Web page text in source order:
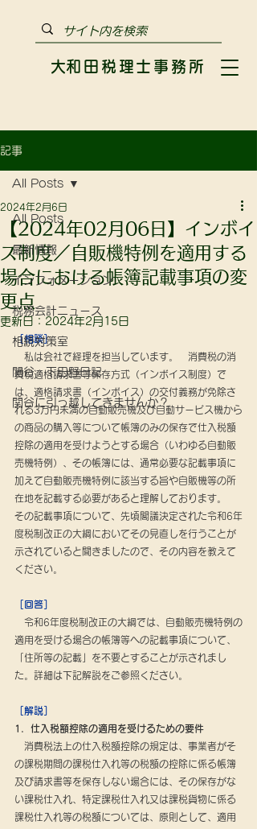
​大和田税理士事務所
記事
All Posts
最新情報
インフォメーション
税務会計ニュース
相続対策室
関谷・下田野日記
関谷に引っ越してきませんか？
All Posts
【2024年02月06日】インボイ
ス制度／自販機特例を適用する
場合における帳簿記載事項の変
更点
2024年2月6日
更新日： 2024年2月15日
［相談］
私は会社で経理を担当しています。　消費税の消
費税適格請求書等保存方式（インボイス制度）で
は、適格請求書（インボイス）の交付義務が免除さ
れる3万円未満の自動販売機及び自動サービス機から
の商品の購入等について帳簿のみの保存で仕入税額
控除の適用を受けようとする場合（いわゆる自動販
売機特例）、その帳簿には、通常必要な記載事項に
加えて自動販売機特例に該当する旨や自販機等の所
在地を記載する必要があると理解しております。
その記載事項について、先頃閣議決定された令和6年
度税制改正の大綱においてその見直しを行うことが
示されていると聞きましたので、その内容を教えて
ください。
［回答］
令和6年度税制改正の大綱では、自動販売機特例の
適用を受ける場合の帳簿等への記載事項について、
「住所等の記載」を不要とすることが示されまし
た。詳細は下記解説をご参照ください。
［解説］
1．仕入税額控除の適用を受けるための要件
消費税法上の仕入税額控除の規定は、事業者がそ
の課税期間の課税仕入れ等の税額の控除に係る帳簿
及び請求書等を保存しない場合には、その保存がな
い課税仕入れ、特定課税仕入れ又は課税貨物に係る
課税仕入れ等の税額については、原則として、適用